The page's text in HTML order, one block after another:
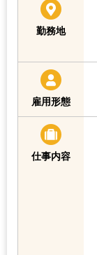
勤務地
雇用形態
仕事内容